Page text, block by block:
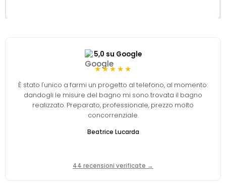
5,0 su Google
★★★★★
È stato l'unico a farmi un progetto al telefono, al momento:
dandogli le misure del bagno mi sono trovata il bagno
realizzato. Preparato, professionale, prezzo molto
concorrenziale.
Beatrice Lucarda
44 recensioni verificate →